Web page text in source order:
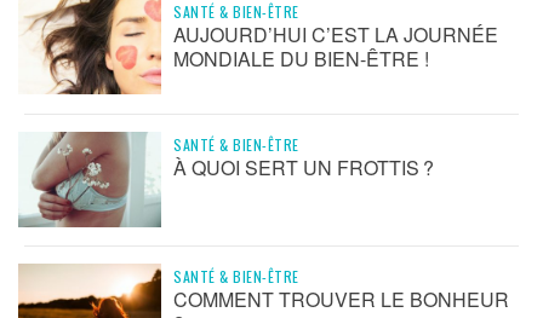
SANTÉ & BIEN-ÊTRE
AUJOURD’HUI C’EST LA JOURNÉE
MONDIALE DU BIEN-ÊTRE !
SANTÉ & BIEN-ÊTRE
À QUOI SERT UN FROTTIS ?
SANTÉ & BIEN-ÊTRE
COMMENT TROUVER LE BONHEUR